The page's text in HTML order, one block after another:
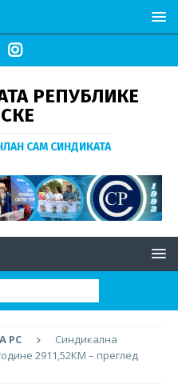
РЕПУБЛИКЕ
САМ СИНДИКАТА
РС
Синдикална
2911,52КМ – преглед